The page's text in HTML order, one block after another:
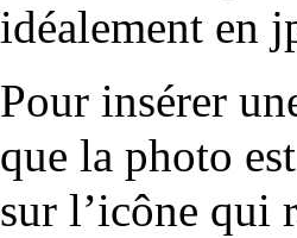
idéalement en
Pour insérer
que la photo
sur l’icône qui